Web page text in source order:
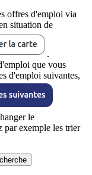
offres d'emploi via
situation de
.
que vous
d'emploi suivantes,
le
par exemple les trier